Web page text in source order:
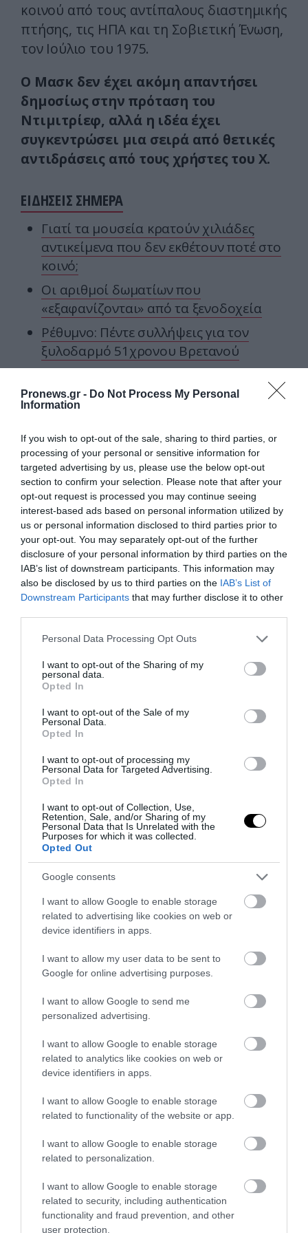
Pronews.gr - Do Not Process My Personal
Information
If you wish to opt-out of the sale, sharing to third parties, or
processing of your personal or sensitive information for
targeted advertising by us, please use the below opt-out
section to confirm your selection. Please note that after your
opt-out request is processed you may continue seeing
interest-based ads based on personal information utilized by
us or personal information disclosed to third parties prior to
your opt-out. You may separately opt-out of the further
disclosure of your personal information by third parties on the
IAB’s list of downstream participants. This information may
also be disclosed by us to third parties on the IAB’s List of
Downstream Participants that may further disclose it to other
Please note that this website/app uses one or more Google
not limited to your visit or usage behaviour. You may click to
grant or deny consent to Google and its third-party tags to
use your data for below specified purposes in below Google
consent section.
Personal Data Processing Opt Outs
I want to opt-out of the Sharing of my
personal data.
Opted In
I want to opt-out of the Sale of my
Personal Data.
Opted In
I want to opt-out of processing my
Personal Data for Targeted Advertising.
Opted In
I want to opt-out of Collection, Use,
Retention, Sale, and/or Sharing of my
Personal Data that Is Unrelated with the
Purposes for which it was collected.
Opted Out
Google consents
I want to allow Google to enable storage
related to advertising like cookies on web or
device identifiers in apps.
I want to allow my user data to be sent to
Google for online advertising purposes.
I want to allow Google to send me
personalized advertising.
I want to allow Google to enable storage
related to analytics like cookies on web or
device identifiers in apps.
I want to allow Google to enable storage
related to functionality of the website or app.
I want to allow Google to enable storage
related to personalization.
I want to allow Google to enable storage
related to security, including authentication
functionality and fraud prevention, and other
user protection.
κοινού από τους αντίπαλους διαστημικής
πτήσης, τις ΗΠΑ και τη Σοβιετική Ένωση,
τον Ιούλιο του 1975.
Ο Μασκ δεν έχει ακόμη απαντήσει
δημοσίως στην πρόταση του
Ντιμιτρίεφ, αλλά η ιδέα έχει
συγκεντρώσει μια σειρά από θετικές
αντιδράσεις από τους χρήστες του X.
ΕΙΔΗΣΕΙΣ ΣΗΜΕΡΑ
Γιατί τα μουσεία κρατούν χιλιάδες
αντικείμενα που δεν εκθέτουν ποτέ στο
κοινό;
Οι αριθμοί δωματίων που
«εξαφανίζονται» από τα ξενοδοχεία
Ρέθυμνο: Πέντε συλλήψεις για τον
ξυλοδαρμό 51χρονου Βρετανού
Ακολουθήστε τοpronews.grστο
Google News και μάθετε πρώτοι όλες
TAGS: ΄ΡΩΣΙΑ ΕΛΟΝ ΜΑΣΚ ΗΠΑ
Δείτε μας ζωντανά στοYouTube,
Twitch,X,Telegram
ΔΙΑΔΩΣΤΕ ΤΟ ΑΡΘΡΟ
ΤΕΛΕΥΤΑΙΕΣ ΕΙΔΗΣΕΙΣ
ΚΟΙΝΩΝΙΑ 20:37
Γιατί τα μουσεία κρατούν χιλιάδες αντικείμενα
Οι αριθμοί δωματίων που «εξαφανίζονται» από
τα ξενοδοχεία
Ρέθυμνο: Πέντε συλλήψεις για τον ξυλοδαρμό
51χρονου Βρετανού
ΕΣΩΤΕΡΙΚΗ ΑΣΦΑΛΕΙΑ 20:28
Νάξος: Φωτιά στη Μικρή Βίγλα – Επιχειρούν